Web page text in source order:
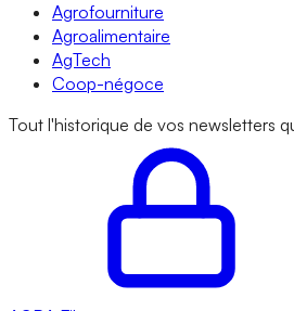
Agrofourniture
Agroalimentaire
AgTech
Coop-négoce
Tout l'historique de vos newsletters